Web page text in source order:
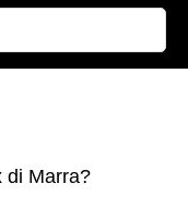
di Marra?